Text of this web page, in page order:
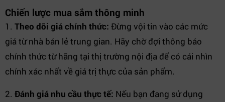
Chiến lược mua sắm thông minh
1. Theo dõi giá chính thức: Đừng vội tin vào các mức
giá từ nhà bán lẻ trung gian. Hãy chờ đợi thông báo
chính thức từ hãng tại thị trường nội địa để có cái nhìn
chính xác nhất về giá trị thực của sản phẩm.
2. Đánh giá nhu cầu thực tế: Nếu bạn đang sử dụng